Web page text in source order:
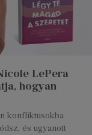
LePera
hogyan
konfliktusokba
és ugyanott